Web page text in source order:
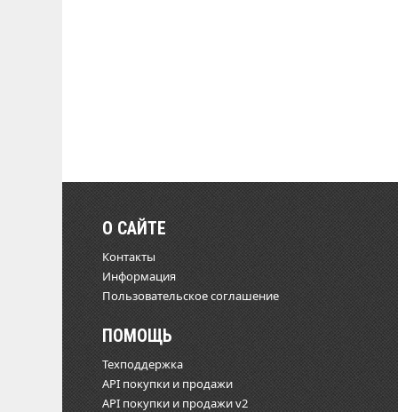
О САЙТЕ
Контакты
Информация
Пользовательское соглашение
ПОМОЩЬ
Техподдержка
API покупки и продажи
API покупки и продажи v2